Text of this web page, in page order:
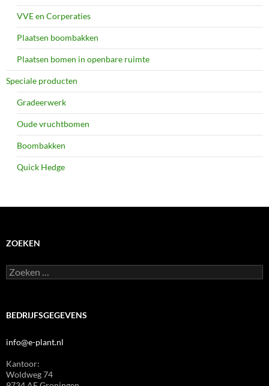
VVE en Corperaties
Plaatsen boombakken
Plaatsen bomen in openbare ruimte
Speciale producten
Gradeerwerk
Oude vruchtbomen
Boombakken
Quick Hedge
ZOEKEN
Zoeken
naar:
BEDRIJFSGEGEVENS
info@e-plant.nl
Kantoor:
Woldweg 74